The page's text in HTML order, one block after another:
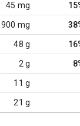
45 mg
900 mg
48 g
2 g
11 g
21 g